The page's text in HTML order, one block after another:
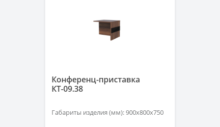
Конференц-приставка
КТ-09.38
Габариты изделия (мм): 900х800х750